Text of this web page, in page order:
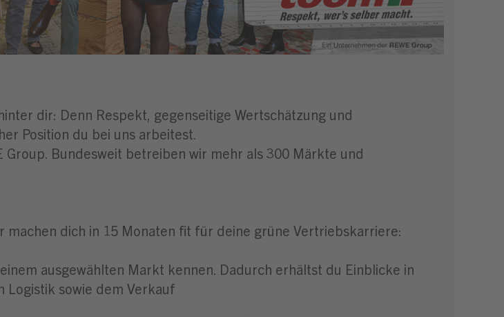
dir: Denn Respekt, gegenseitige Wertschätzung und
Position du bei uns arbeitest.
Group. Bundesweit betreiben wir mehr als 300 Märkte und
machen dich in 15 Monaten fit für deine grüne Vertriebskarriere:
ausgewählten Markt kennen. Dadurch erhältst du Einblicke in
Logistik sowie dem Verkauf